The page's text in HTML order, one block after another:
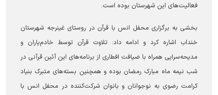
فعالیت‌های این شهرستان بوده است.
بخشی به برگزاری محفل انس با قرآن در روستای غینرجه شهرستان
خنداب اشاره کرد و ادامه داد: تلاوت قرآن توسط خادم‌یاران و
مدیحه‌سرایی همراه با ضیافت افطاری از برنامه‌های این آئین قرآنی در
شب نیمه ماه مبارک رمضان بوده و همچنین بسته‌های متبرک بنیاد
کرامت رضوی به نوجوانان و بانوان شرکت‌کننده در محفل انس با